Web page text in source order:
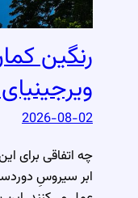
رنگین
2026-08-02
چه اتفاقی برای
ابر سیروسِ